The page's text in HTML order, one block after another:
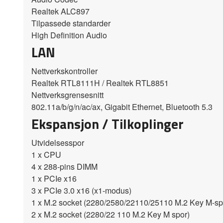
Realtek ALC897
Tilpassede standarder
High Definition Audio
LAN
Nettverkskontroller
Realtek RTL8111H / Realtek RTL8851
Nettverksgrensesnitt
802.11a/b/g/n/ac/ax, Gigabit Ethernet, Bluetooth 5.3
Ekspansjon / Tilkoplinger
Utvidelsesspor
1 x CPU
4 x 288-pins DIMM
1 x PCIe x16
3 x PCIe 3.0 x16 (x1-modus)
1 x M.2 socket (2280/2580/22110/25110 M.2 Key M-
2 x M.2 socket (2280/22 110 M.2 Key M spor)